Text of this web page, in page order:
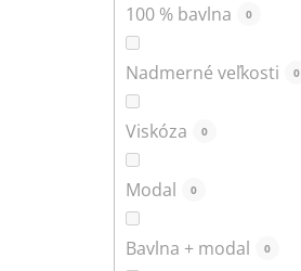
100 % bavlna 0
Nadmerné veľkosti 0
Viskóza 0
Modal 0
Bavlna + modal 0